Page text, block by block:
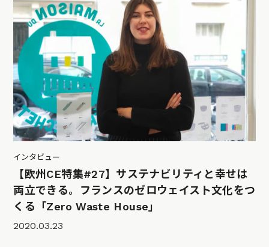
インタビュー
【欧州CE特集#27】サステナビリティと幸せは
両立できる。フランスのゼロウェイスト文化をつ
くる「Zero Waste House」
2020.03.23